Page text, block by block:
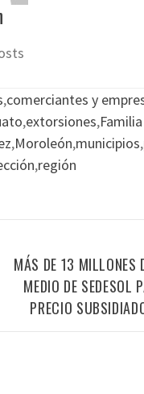
,comerciantes y
,extorsiones,Familia
,Moroleón,municipios,
,región
MÁS DE 13 MILLONES
MEDIO DE SEDESOL
PRECIO